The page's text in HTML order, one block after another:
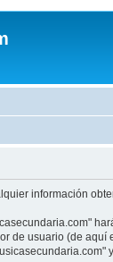
información
de usuario (de